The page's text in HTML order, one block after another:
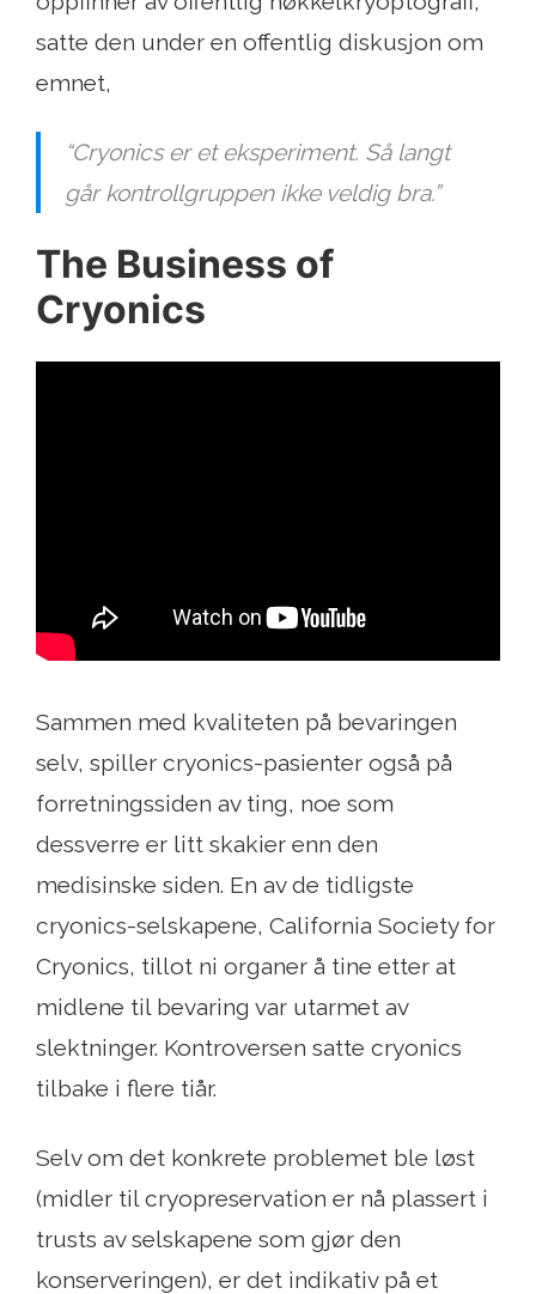
satte den under en offentlig diskusjon om
emnet,
“Cryonics er et eksperiment. Så langt
går kontrollgruppen ikke veldig bra.”
The Business of
Cryonics
Sammen med kvaliteten på bevaringen
selv, spiller cryonics-pasienter også på
forretningssiden av ting, noe som
dessverre er litt skakier enn den
medisinske siden. En av de tidligste
cryonics-selskapene, California Society for
Cryonics, tillot ni organer å tine etter at
midlene til bevaring var utarmet av
slektninger. Kontroversen satte cryonics
tilbake i flere tiår.
Selv om det konkrete problemet ble løst
(midler til cryopreservation er nå plassert i
trusts av selskapene som gjør den
konserveringen), er det indikativ på et